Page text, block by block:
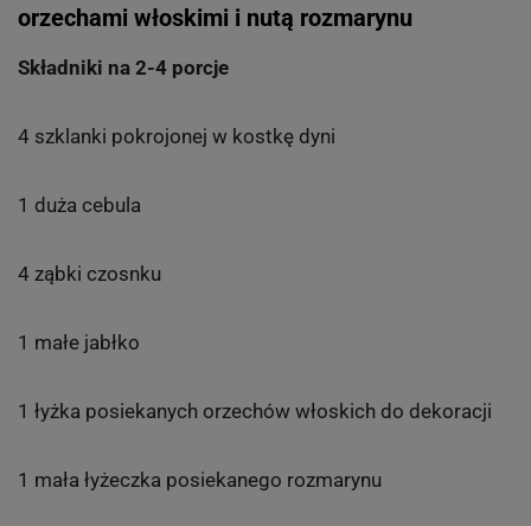
orzechami włoskimi i nutą rozmarynu
Składniki na 2-4 porcje
4 szklanki pokrojonej w kostkę dyni
1 duża cebula
4 ząbki czosnku
1 małe jabłko
1 łyżka posiekanych orzechów włoskich do dekoracji
1 mała łyżeczka posiekanego rozmarynu